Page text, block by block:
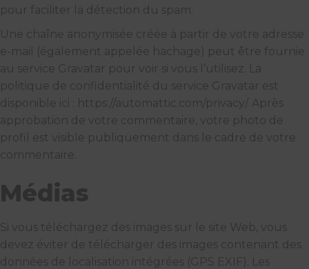
pour faciliter la détection du spam.
Une chaîne anonymisée créée à partir de votre adresse
e-mail (également appelée hachage) peut être fournie
au service Gravatar pour voir si vous l’utilisez. La
politique de confidentialité du service Gravatar est
disponible ici : https://automattic.com/privacy/. Après
approbation de votre commentaire, votre photo de
profil est visible publiquement dans le cadre de votre
commentaire.
Médias
Si vous téléchargez des images sur le site Web, vous
devez éviter de télécharger des images contenant des
données de localisation intégrées (GPS EXIF). Les